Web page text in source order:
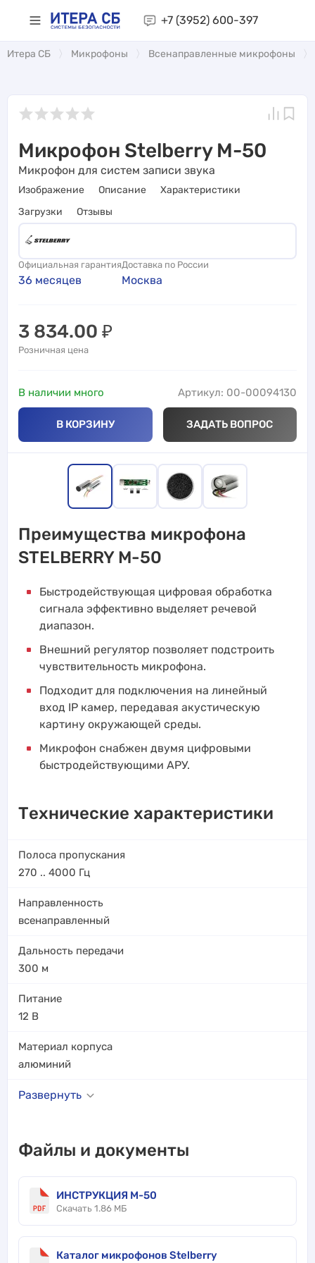
+7 (3952) 600-397
Итера СБ Микрофоны Всенаправленные микрофоны
Микрофон Stelberry M-50
Микрофон для систем записи звука
Изображение Описание
Характеристики
Загрузки
Отзывы
Официальная гарантия
36 месяцев
Доставка по России
Москва
3 834.00 ₽
Розничная цена
В наличии много Артикул: 00-00094130
В КОРЗИНУ ЗАДАТЬ ВОПРОС
Преимущества микрофона
STELBERRY M-50
Быстродействующая цифровая обработка
сигнала эффективно выделяет речевой
диапазон.
Внешний регулятор позволяет подстроить
чувствительность микрофона.
Подходит для подключения на линейный
вход IP камер, передавая акустическую
картину окружающей среды.
Микрофон снабжен двумя цифровыми
быстродействующими АРУ.
Технические характеристики
Полоса пропускания
270 .. 4000 Гц
Направленность
всенаправленный
Дальность передачи
300 м
Питание
12 В
Материал корпуса
алюминий
Развернуть
Файлы и документы
ИНСТРУКЦИЯ M-50
Скачать 1.86 МБ
Каталог микрофонов Stelberry